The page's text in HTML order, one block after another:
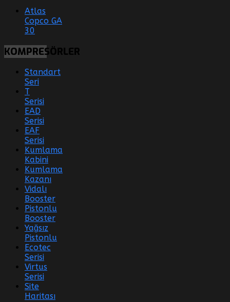
Atlas
Copco GA
30
KOMPRESÖRLER
Standart
Seri
T
Serisi
EAD
Serisi
EAF
Serisi
Kumlama
Kabini
Kumlama
Kazanı
Vidalı
Booster
Pistonlu
Booster
Yağsız
Pistonlu
Ecotec
Serisi
Virtus
Serisi
Site
Haritası